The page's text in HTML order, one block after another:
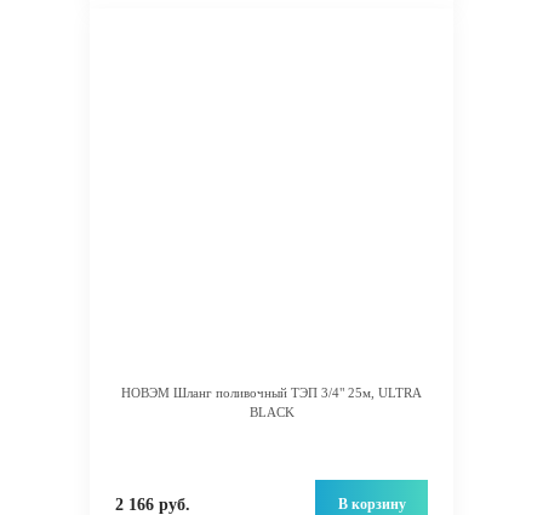
НОВЭМ Шланг поливочный ТЭП 3/4" 25м, ULTRA
BLACK
2 166 руб. В корзину